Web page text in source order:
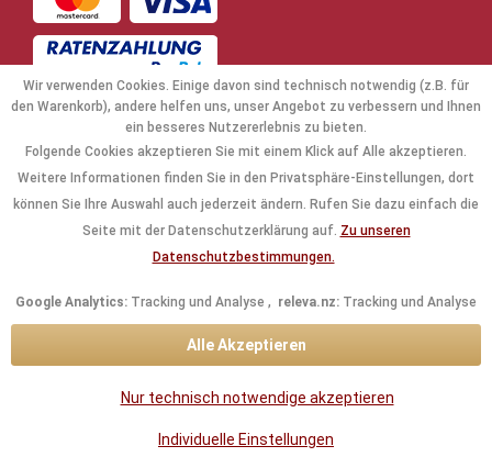
NAVIGATION
INFORMATIONEN
Nachnahmegebühren, wenn nicht anders beschrieben.
Wir verwenden Cookies. Einige davon sind technisch notwendig (z.B. für
den Warenkorb), andere helfen uns, unser Angebot zu verbessern und Ihnen
ein besseres Nutzererlebnis zu bieten.
Folgende Cookies akzeptieren Sie mit einem Klick auf Alle akzeptieren.
Weitere Informationen finden Sie in den Privatsphäre-Einstellungen, dort
können Sie Ihre Auswahl auch jederzeit ändern. Rufen Sie dazu einfach die
Seite mit der Datenschutzerklärung auf. Zu unseren
Datenschutzbestimmungen.
Google Analytics: Tracking und Analyse , releva.nz: Tracking und Analyse
Individuelle Einstellungen
Nur technisch notwendige akzeptieren
Alle Akzeptieren